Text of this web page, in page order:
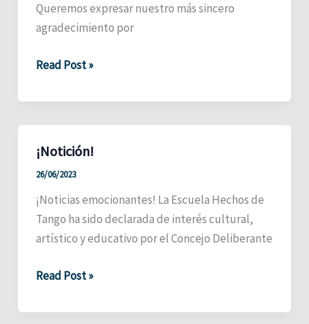
Queremos expresar nuestro más sincero
agradecimiento por
Cena
Club
Social
Gualeguay
Read Post »
¡Notición!
26/06/2023
¡Noticias emocionantes! La Escuela Hechos de
Tango ha sido declarada de interés cultural,
artístico y educativo por el Concejo Deliberante
¡Notición!
Read Post »